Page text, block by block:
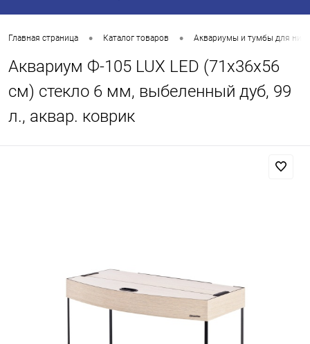
Главная страница • Каталог товаров • Аквариумы и тумбы для них
Аквариум Ф-105 LUX LED (71х36х56
см) стекло 6 мм, выбеленный дуб, 99
л., аквар. коврик